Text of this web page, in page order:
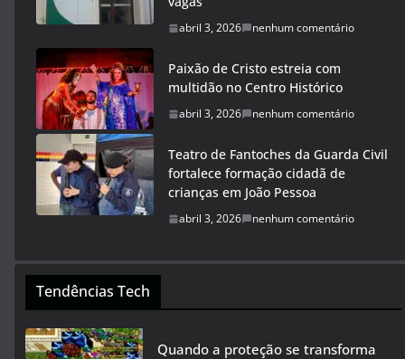
abril 3, 2026 nenhum comentário
Paixão de Cristo estreia com
multidão no Centro Histórico
abril 3, 2026 nenhum comentário
Teatro de Fantoches da Guarda Civil
fortalece formação cidadã de
crianças em João Pessoa
abril 3, 2026 nenhum comentário
Tendências Tech
Quando a proteção se transforma